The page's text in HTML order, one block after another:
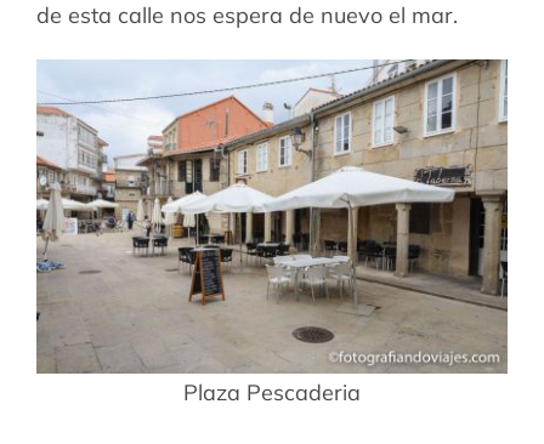
de esta calle nos espera de nuevo el mar.
Plaza Pescaderia